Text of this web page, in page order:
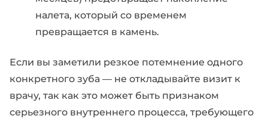
налета, который со временем
превращается в камень.
Если вы заметили резкое потемнение одного
конкретного зуба — не откладывайте визит к
врачу, так как это может быть признаком
серьезного внутреннего процесса, требующего